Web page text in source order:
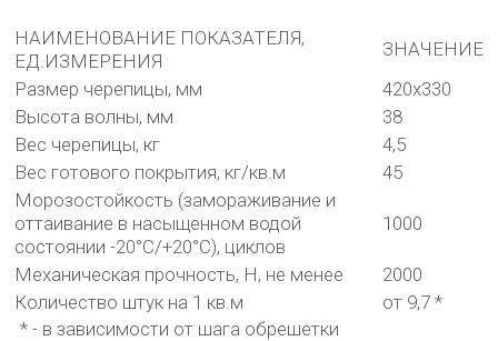
НАИМЕНОВАНИЕ ПОКАЗАТЕЛЯ,
ЕД.ИЗМЕРЕНИЯ
ЗНАЧЕНИЕ
Размер черепицы, мм
420х330
Высота волны, мм
38
Вес черепицы, кг
4,5
Вес готового покрытия, кг/кв.м
45
Морозостойкость (замораживание и
оттаивание в насыщенном водой
состоянии -20°С/+20°С), циклов
1000
Механическая прочность, Н, не менее
2000
Количество штук на 1 кв.м
от 9,7 *
* - в зависимости от шага обрешетки